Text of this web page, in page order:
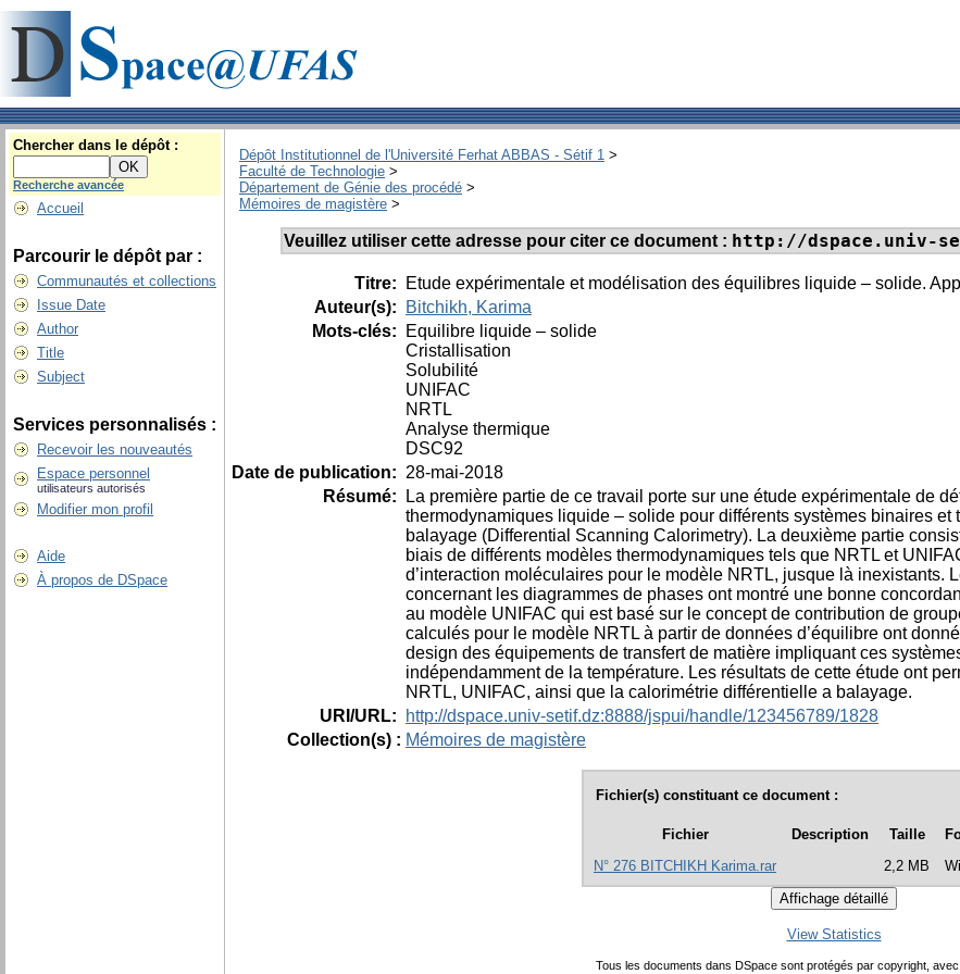
Chercher dans le dépôt :
Recherche avancée
Accueil
Parcourir le dépôt par :
Communautés et collections
Issue Date
Author
Title
Subject
Services personnalisés :
Recevoir les nouveautés
Espace personnel
utilisateurs autorisés
Modifier mon profil
Aide
À propos de DSpace
Dépôt Institutionnel de l'Université Ferhat ABBAS - Sétif 1 >
Faculté de Technologie >
Département de Génie des procédé >
Mémoires de magistère >
Veuillez utiliser cette adresse pour citer ce document : http://dspace.univ-
Titre:
Etude expérimentale et modélisation des équilibres liquide – solide.
Auteur(s):
Bitchikh, Karima
Mots-clés:
Equilibre liquide – solide
Cristallisation
Solubilité
UNIFAC
NRTL
Analyse thermique
DSC92
Date de publication: 28-mai-2018
Résumé:
La première partie de ce travail porte sur une étude expérimentale de
thermodynamiques liquide – solide pour différents systèmes binaires
balayage (Differential Scanning Calorimetry). La deuxième partie
biais de différents modèles thermodynamiques tels que NRTL et
d’interaction moléculaires pour le modèle NRTL, jusque là inexistants.
concernant les diagrammes de phases ont montré une bonne
au modèle UNIFAC qui est basé sur le concept de contribution de
calculés pour le modèle NRTL à partir de données d’équilibre ont
design des équipements de transfert de matière impliquant ces
indépendamment de la température. Les résultats de cette étude ont
NRTL, UNIFAC, ainsi que la calorimétrie différentielle a balayage.
URI/URL:
http://dspace.univ-setif.dz:8888/jspui/handle/123456789/1828
Collection(s) : Mémoires de magistère
Fichier(s) constituant ce document :
Fichier Description Taille
N° 276 BITCHIKH Karima.rar
2,2 MB
View Statistics
Tous les documents dans DSpace sont protégés par copyright,